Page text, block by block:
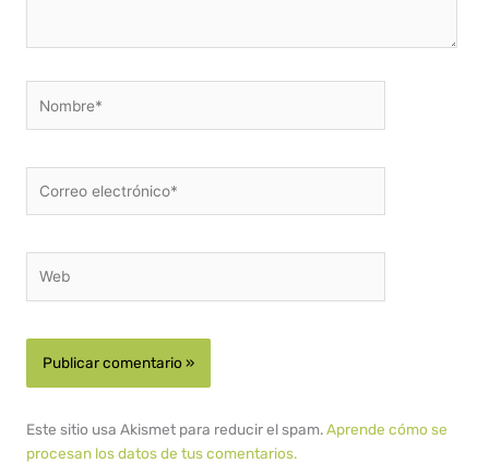
electrónico*
Este sitio usa Akismet para reducir el spam.Aprende cómo se
procesan los datos de tus comentarios.